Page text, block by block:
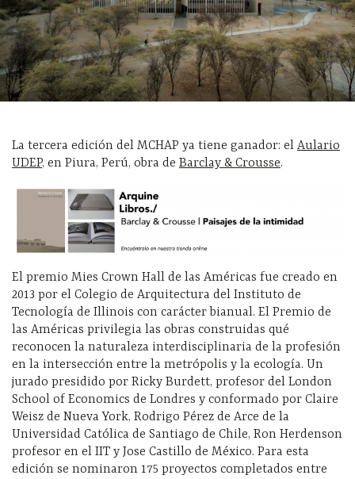
La tercera edición del MCHAP ya tiene ganador: el Aulario
UDEP, en Piura, Perú, obra de Barclay & Crousse.
El premio Mies Crown Hall de las Américas fue creado en
2013 por el Colegio de Arquitectura del Instituto de
Tecnología de Illinois con carácter bianual. El Premio de
las Américas privilegia las obras construidas qué
reconocen la naturaleza interdisciplinaria de la profesión
en la intersección entre la metrópolis y la ecología. Un
jurado presidido por Ricky Burdett, profesor del London
School of Economics de Londres y conformado por Claire
Weisz de Nueva York, Rodrigo Pérez de Arce de la
Universidad Católica de Santiago de Chile, Ron Herdenson
profesor en el IIT y Jose Castillo de México. Para esta
edición se nominaron 175 proyectos completados entre